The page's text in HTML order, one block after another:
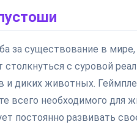
за существование в
столкнуться с суровой
и диких животных.
всего необходимого для
постоянно развивать